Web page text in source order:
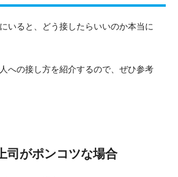
いると、どう接したらいいのか本当に
への接し方を紹介するので、ぜひ参考
司がポンコツな場合